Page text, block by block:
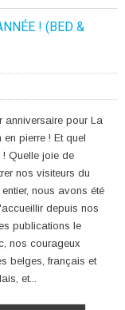
! (BED &
anniversaire pour La
en pierre ! Et quel
! Quelle joie de
nos visiteurs du
nous avons été
depuis nos
publications le
nos courageux
belges, français et
et...